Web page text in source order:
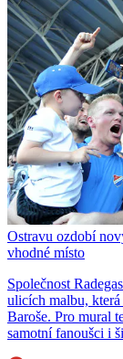
Ostravu ozdobí
vhodné místo
Společnost
ulicích malbu,
Baroše. Pro mural
samotní fanoušci i